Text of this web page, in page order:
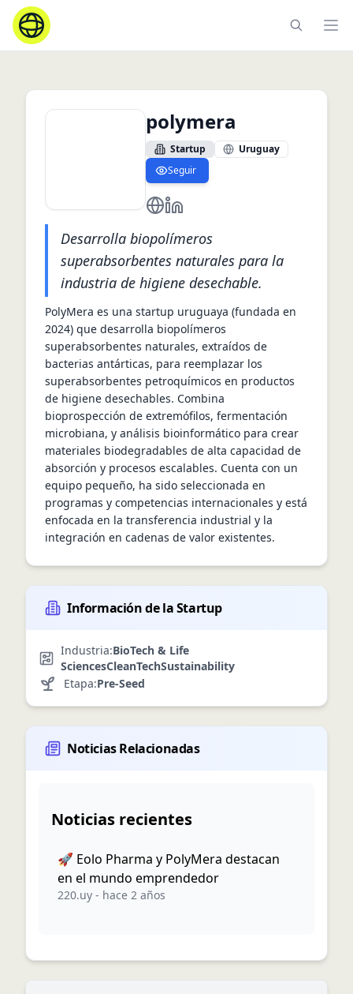
polymera
Startup
Uruguay
Seguir
https://polymera.bio/
https://www.linkedin.com/
Desarrolla biopolímeros
superabsorbentes naturales para la
industria de higiene desechable.
PolyMera es una startup uruguaya (fundada en
2024) que desarrolla biopolímeros
superabsorbentes naturales, extraídos de
bacterias antárticas, para reemplazar los
superabsorbentes petroquímicos en productos
de higiene desechables. Combina
bioprospección de extremófilos, fermentación
microbiana, y análisis bioinformático para crear
materiales biodegradables de alta capacidad de
absorción y procesos escalables. Cuenta con un
equipo pequeño, ha sido seleccionada en
programas y competencias internacionales y está
enfocada en la transferencia industrial y la
integración en cadenas de valor existentes.
Información de la Startup
Industria:BioTech & Life
SciencesCleanTechSustainability
Etapa:Pre-Seed
Noticias Relacionadas
Noticias recientes
🚀 Eolo Pharma y PolyMera destacan
en el mundo emprendedor
220.uy - hace 2 años